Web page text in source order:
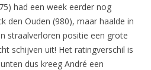
had een week eerder nog
den Ouden (980), maar haalde in
straalverloren positie een grote
schijven uit! Het ratingverschil is
dus kreeg André een